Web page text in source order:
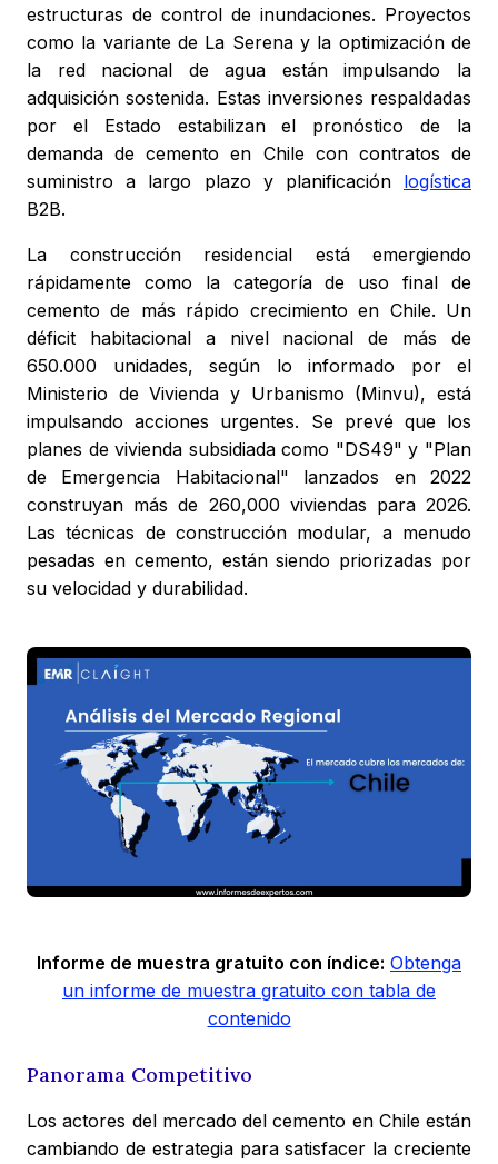
estructuras de control de inundaciones. Proyectos
como la variante de La Serena y la optimización de
la red nacional de agua están impulsando la
adquisición sostenida. Estas inversiones respaldadas
por el Estado estabilizan el pronóstico de la
demanda de cemento en Chile con contratos de
suministro a largo plazo y planificación logística
B2B.
La construcción residencial está emergiendo
rápidamente como la categoría de uso final de
cemento de más rápido crecimiento en Chile. Un
déficit habitacional a nivel nacional de más de
650.000 unidades, según lo informado por el
Ministerio de Vivienda y Urbanismo (Minvu), está
impulsando acciones urgentes. Se prevé que los
planes de vivienda subsidiada como "DS49" y "Plan
de Emergencia Habitacional" lanzados en 2022
construyan más de 260,000 viviendas para 2026.
Las técnicas de construcción modular, a menudo
pesadas en cemento, están siendo priorizadas por
su velocidad y durabilidad.
Informe de muestra gratuito con índice: Obtenga
un informe de muestra gratuito con tabla de
contenido
Panorama Competitivo
Los actores del mercado del cemento en Chile están
cambiando de estrategia para satisfacer la creciente